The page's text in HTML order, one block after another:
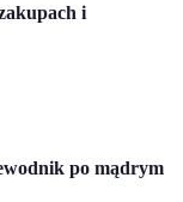
i
po mądrym